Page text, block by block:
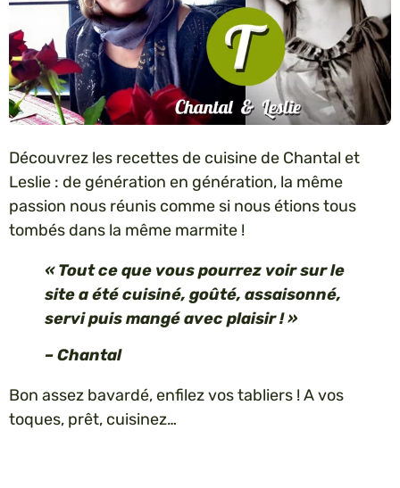
Découvrez les recettes de cuisine de Chantal et
Leslie : de génération en génération, la même
passion nous réunis comme si nous étions tous
tombés dans la même marmite !
« Tout ce que vous pourrez voir sur le
site a été cuisiné, goûté, assaisonné,
servi puis mangé avec plaisir ! »
– Chantal
Bon assez bavardé, enfilez vos tabliers ! A vos
toques, prêt, cuisinez…